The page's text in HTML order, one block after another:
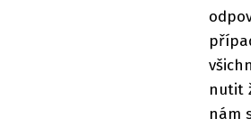
nutit
nám